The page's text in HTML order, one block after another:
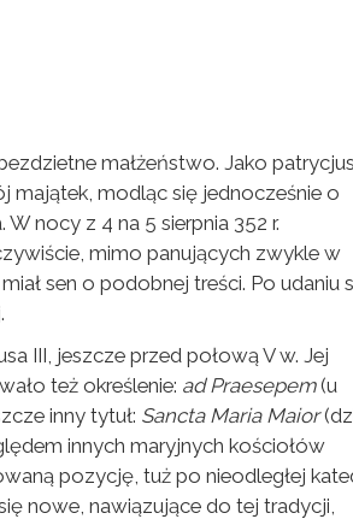
małżeństwo. Jako
majątek, modląc się jednocześnie o
nocy z 4 na 5 sierpnia 352 r.
mimo panujących zwykle w
sen o podobnej treści. Po udaniu
III, jeszcze przed połową V w. Jej
też określenie: ad Praesepem(u
inny tytuł: Sancta Maria Maior
innych maryjnych kościołów
pozycję, tuż po nieodległej
nowe, nawiązujące do tej tradycji,